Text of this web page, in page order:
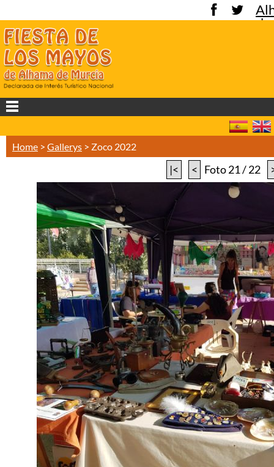
de
Home > Gallerys > Zoco 2022
|< < Foto 21 / 22